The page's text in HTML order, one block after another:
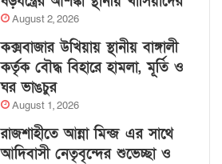
August 2, 2026
কক্সবাজার উখিয়ায় স্থানীয় বাঙ্গালী
কর্তৃক বৌদ্ধ বিহারে হামলা, মূর্তি ও
ঘর ভাঙচুর
August 1, 2026
রাজশাহীতে আন্না মিন্জ এর সাথে
আদিবাসী নেতৃবৃন্দের শুভেচ্ছা ও